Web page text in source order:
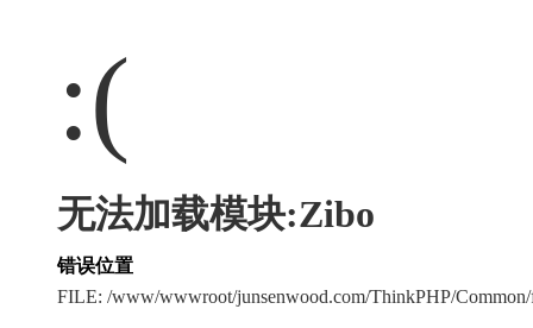
:(
无法加载模块:Zibo
错误位置
FILE: /www/wwwroot/junsenwood.com/ThinkPHP/